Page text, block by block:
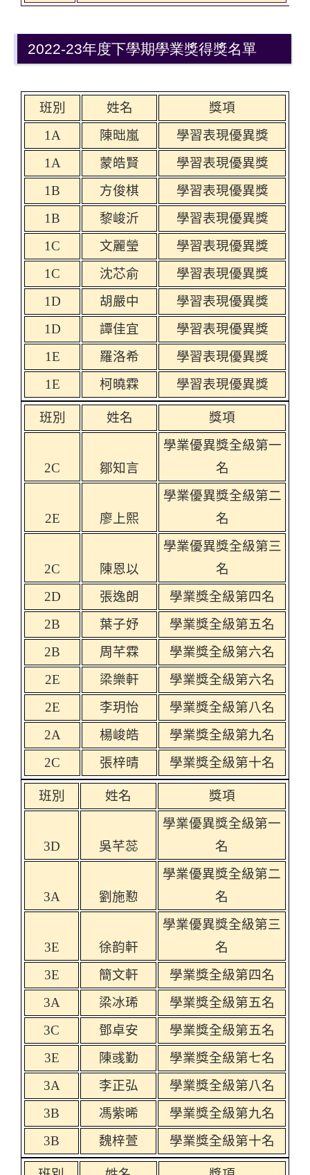
2022-23年度下學期學業獎得獎名單
班別 姓名
獎項
1A
陳昢嵐
學習表現優異獎
1A
蒙皓賢
學習表現優異獎
1B
方俊棋
學習表現優異獎
1B
黎峻沂
學習表現優異獎
1C
文麗瑩
學習表現優異獎
1C
沈芯俞
學習表現優異獎
1D
胡嚴中
學習表現優異獎
1D
譚佳宜
學習表現優異獎
1E
羅洛希
學習表現優異獎
1E
柯曉霖 學習表現優異獎
班別 姓名 獎項
2C 鄒知言
學業優異獎全級第一
名
2E 廖上熙
學業優異獎全級第二
名
2C 陳恩以
學業優異獎全級第三
名
2D
張逸朗
學業獎全級第四名
2B
葉子妤
學業獎全級第五名
2B
周芊霖
學業獎全級第六名
2E
梁樂軒
學業獎全級第六名
2E
李玥怡
學業獎全級第八名
2A
楊峻皓
學業獎全級第九名
2C
張梓晴 學業獎全級第十名
班別 姓名 獎項
3D 吳芊蕊
學業優異獎全級第一
名
3A 劉施懃
學業優異獎全級第二
名
3E 徐韵軒
學業優異獎全級第三
名
3E
簡文軒
學業獎全級第四名
3A
梁冰琋
學業獎全級第五名
3C
鄧卓安
學業獎全級第五名
3E
陳彧勤
學業獎全級第七名
3A
李正弘
學業獎全級第八名
3B
馮紫晞
學業獎全級第九名
3B
魏梓萱 學業獎全級第十名